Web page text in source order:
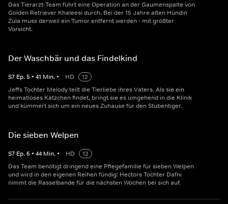
Das Tierarzt-Team führt eine Operation an der Gaumenspalte von
Golden Retriever Khaleesi durch. Bei der 15 Jahre alten Hündin
Zula muss derweil ein Tumor entfernt werden - mit größter
Vorsicht.
Der Waschbär und das Findelkind
S7 Ep.5 • 41 Min. • HD
12
Jeffs Tochter Melody teilt die Tierliebe ihres Vaters. Als sie ein
heimatloses Kätzchen findet, bringt sie es umgehend in die Klinik
und kümmert sich um ein neues Zuhause für den Stubentiger.
Die sieben Welpen
S7 Ep.6 • 44 Min. • HD
12
Das Team benötigt dringend eine Pflegefamilie für sieben Welpen
und wird in den eigenen Reihen fündig: Hectors Tochter Dafni
nimmt die Rasselbande für die nächsten Wochen bei sich auf.